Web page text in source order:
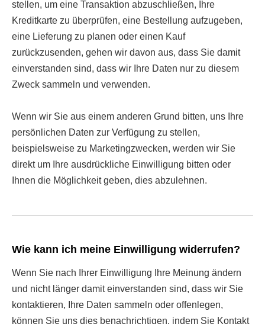
stellen, um eine Transaktion abzuschließen, Ihre
Kreditkarte zu überprüfen, eine Bestellung aufzugeben,
eine Lieferung zu planen oder einen Kauf
zurückzusenden, gehen wir davon aus, dass Sie damit
einverstanden sind, dass wir Ihre Daten nur zu diesem
Zweck sammeln und verwenden.
Wenn wir Sie aus einem anderen Grund bitten, uns Ihre
persönlichen Daten zur Verfügung zu stellen,
beispielsweise zu Marketingzwecken, werden wir Sie
direkt um Ihre ausdrückliche Einwilligung bitten oder
Ihnen die Möglichkeit geben, dies abzulehnen.
Wie kann ich meine Einwilligung widerrufen?
Wenn Sie nach Ihrer Einwilligung Ihre Meinung ändern
und nicht länger damit einverstanden sind, dass wir Sie
kontaktieren, Ihre Daten sammeln oder offenlegen,
können Sie uns dies benachrichtigen, indem Sie Kontakt